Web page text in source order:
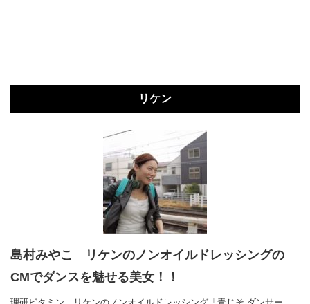
リケン
島村みやこ リケンのノンオイルドレッシングの
CMでダンスを魅せる美女！！